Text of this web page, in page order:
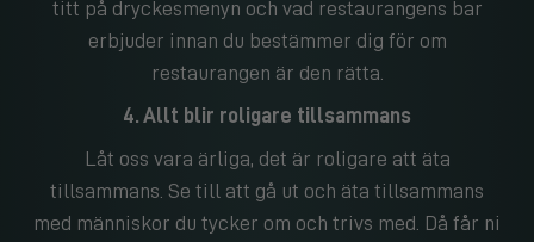
titt på dryckesmenyn och vad restaurangens bar
erbjuder innan du bestämmer dig för om
restaurangen är den rätta.
4. Allt blir roligare tillsammans
Låt oss vara ärliga, det är roligare att äta
tillsammans. Se till att gå ut och äta tillsammans
med människor du tycker om och trivs med. Då får ni